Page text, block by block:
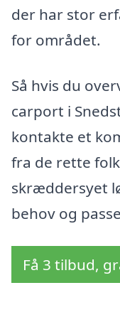
der har stor
for området.
Så hvis du
carport i
kontakte et
fra de rette
skræddersyet
behov og
Få 3 tilbud,